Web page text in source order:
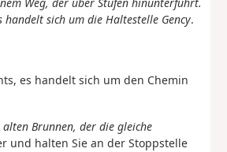
handelt sich um die Haltestelle Gency.
es handelt sich um den Chemin
Brunnen, der die gleiche
und halten Sie an der Stoppstelle